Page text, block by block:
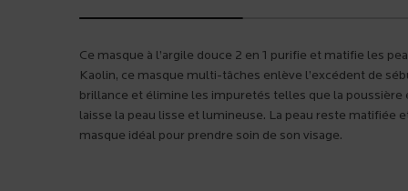
Ce masque à l’argile douce 2 en 1 purifie et matifie les
Kaolin, ce masque multi-tâches enlève l’excédent de
brillance et élimine les impuretés telles que la poussière
laisse la peau lisse et lumineuse. La peau reste matifiée
masque idéal pour prendre soin de son visage.